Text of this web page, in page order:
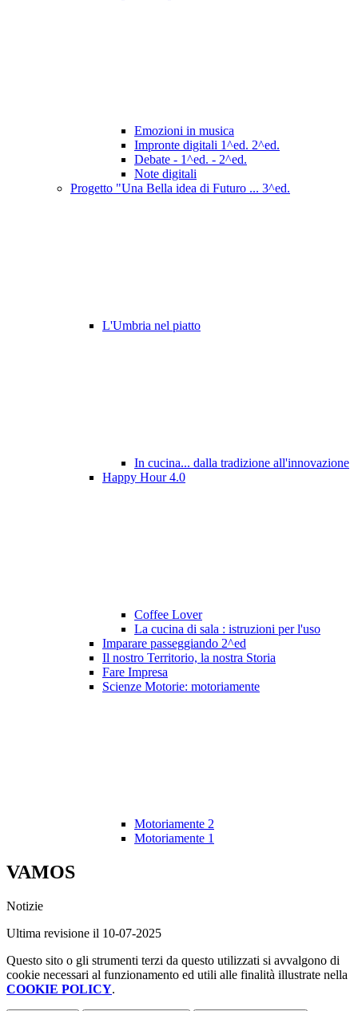
Emozioni in musica
Impronte digitali 1^ed. 2^ed.
Debate - 1^ed. - 2^ed.
Note digitali
Progetto "Una Bella idea di Futuro ... 3^ed.
L'Umbria nel piatto
In cucina... dalla tradizione all'innovazione
Happy Hour 4.0
Coffee Lover
La cucina di sala : istruzioni per l'uso
Imparare passeggiando 2^ed
Il nostro Territorio, la nostra Storia
Fare Impresa
Scienze Motorie: motoriamente
Motoriamente 2
Motoriamente 1
VAMOS
Notizie
Ultima revisione il 10-07-2025
Questo sito o gli strumenti terzi da questo utilizzati si avvalgono di
cookie necessari al funzionamento ed utili alle finalità illustrate nella
COOKIE POLICY.